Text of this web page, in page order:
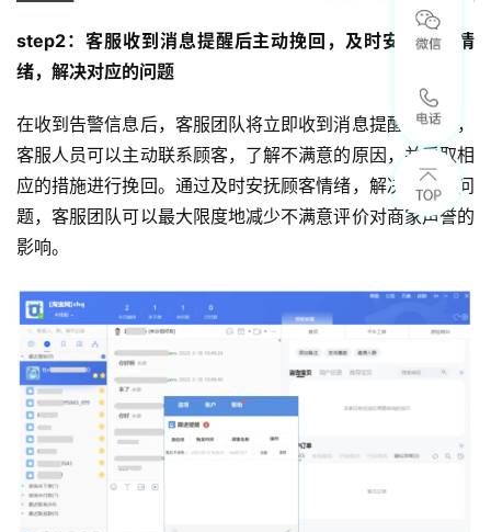
step2：客服收到消息提醒后主动挽回，及时安抚顾客情
绪，解决对应的问题
在收到告警信息后，客服团队将立即收到消息提醒。此时，
客服人员可以主动联系顾客，了解不满意的原因，并采取相
应的措施进行挽回。通过及时安抚顾客情绪，解决对应的问
题，客服团队可以最大限度地减少不满意评价对商家声誉的
影响。